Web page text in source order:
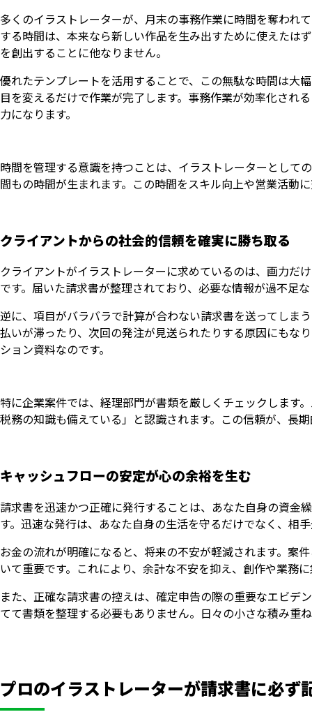
多くのイラストレーターが、月末の事務作業に時間を奪われ
する時間は、本来なら新しい作品を生み出すために使えたは
を創出することに他なりません。
優れたテンプレートを活用することで、この無駄な時間は大
目を変えるだけで作業が完了します。事務作業が効率化され
力になります。
時間を管理する意識を持つことは、イラストレーターとして
間もの時間が生まれます。この時間をスキル向上や営業活動
クライアントからの社会的信頼を確実に勝ち取る
クライアントがイラストレーターに求めているのは、画力だ
です。届いた請求書が整理されており、必要な情報が過不足
逆に、項目がバラバラで計算が合わない請求書を送ってしま
払いが滞ったり、次回の発注が見送られたりする原因にもな
ション資料なのです。
特に企業案件では、経理部門が書類を厳しくチェックします
税務の知識も備えている」と認識されます。この信頼が、長
キャッシュフローの安定が心の余裕を生む
請求書を迅速かつ正確に発行することは、あなた自身の資金
す。迅速な発行は、あなた自身の生活を守るだけでなく、相
お金の流れが明確になると、将来の不安が軽減されます。案
いて重要です。これにより、余計な不安を抑え、創作や業務
また、正確な請求書の控えは、確定申告の際の重要なエビデ
てて書類を整理する必要もありません。日々の小さな積み重
プロのイラストレーターが請求書に必ず